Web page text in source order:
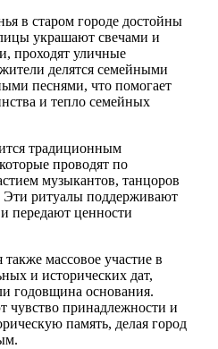
в старом городе достойны
украшают свечами и
проходят уличные
делятся семейными
песнями, что помогает
и тепло семейных
традиционным
проводят по
музыкантов, танцоров
ритуалы поддерживают
передают ценности
массовое участие в
и исторических дат,
годовщина основания.
чувство принадлежности и
память, делая город